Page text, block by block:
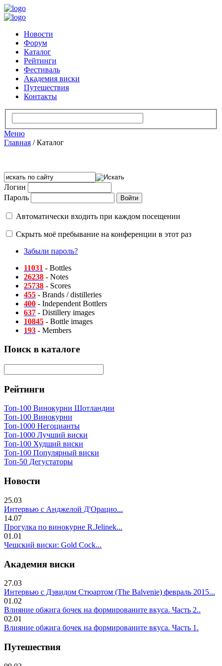
Новости
Форум
Каталог
Рейтинги
Фестиваль
Академия виски
Путешествия
Контакты
Меню
Главная /Каталог
Логин
Пароль
Автоматически входить при каждом посещении
Скрыть моё пребывание на конференции в этот раз
Забыли пароль?
11031 - Bottles
26238 - Notes
25738 - Scores
455 - Brands / distilleries
400 - Independent Bottlers
637 - Distillery images
10845 - Bottle images
193 - Members
Поиск в каталоге
Рейтинги
Топ-100 Винокурни Шотландии
Топ-100 Винокурни
Топ-1000 Негоцианты
Топ-1000 Лучший виски
Топ-100 Худший виски
Топ-100 Популярный виски
Топ-50 Дегустаторы
Новости
25.03
Интервью с Анджелой Д'Орацио...
14.07
Прогулка по винокурне R.Jelinek...
01.01
Чешский виски: Gold Cock...
Академия виски
27.03
Интервью с Дэвидом Стюартом (The Balvenie) февраль 2015...
01.02
Влияние обжига бочек на формированите вкуса. Часть 2..
02.01
Влияние обжига бочек на формированите вкуса. Часть 1.
Путешествия